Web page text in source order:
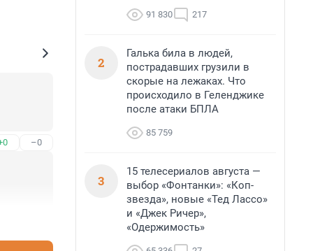
–0
91 830 217
2
Галька била в людей,
пострадавших грузили в
скорые на лежаках. Что
происходило в Геленджике
после атаки БПЛА
85 759
3
15 телесериалов августа —
выбор «Фонтанки»: «Коп-
звезда», новые «Тед Лассо»
и «Джек Ричер»,
«Одержимость»